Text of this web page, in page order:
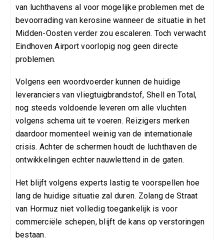
van luchthavens al voor mogelijke problemen met de
bevoorrading van kerosine wanneer de situatie in het
Midden-Oosten verder zou escaleren. Toch verwacht
Eindhoven Airport voorlopig nog geen directe
problemen.
Volgens een woordvoerder kunnen de huidige
leveranciers van vliegtuigbrandstof, Shell en Total,
nog steeds voldoende leveren om alle vluchten
volgens schema uit te voeren. Reizigers merken
daardoor momenteel weinig van de internationale
crisis. Achter de schermen houdt de luchthaven de
ontwikkelingen echter nauwlettend in de gaten.
Het blijft volgens experts lastig te voorspellen hoe
lang de huidige situatie zal duren. Zolang de Straat
van Hormuz niet volledig toegankelijk is voor
commerciële schepen, blijft de kans op verstoringen
bestaan.